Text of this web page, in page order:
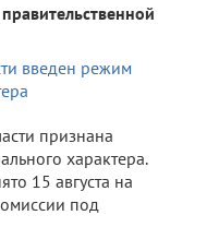
признана
характера.
15 августа на
под